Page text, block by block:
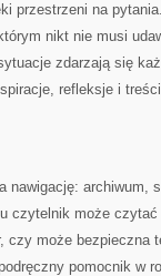
przestrzeni na
nikt nie musi
zdarzają się
refleksje i
nawigację: archiwum,
czytelnik może
może bezpieczna
pomocnik w